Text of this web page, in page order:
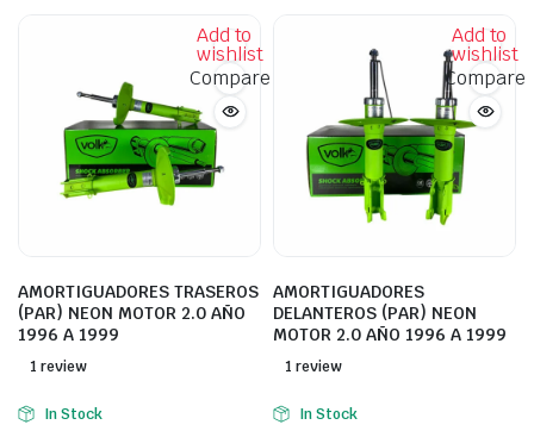
Add to
wishlist
Compare
AMORTIGUADORES TRASEROS
(PAR) NEON MOTOR 2.0 AÑO
1996 A 1999
1 review
In Stock
Add to
wishlist
Compare
AMORTIGUADORES
DELANTEROS (PAR) NEON
MOTOR 2.0 AÑO 1996 A 1999
1 review
In Stock